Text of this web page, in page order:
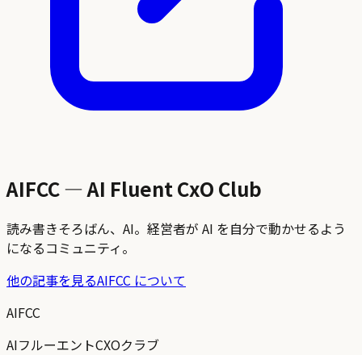
AIFCC — AI Fluent CxO Club
読み書きそろばん、AI。経営者が AI を自分で動かせるよう
になるコミュニティ。
他の記事を見るAIFCC について
AIFCC
AIフルーエントCXOクラブ